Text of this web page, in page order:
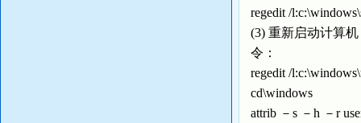
regedit /
(3) 重新启动计算
令：
regedit /
cd\windows
attrib －s －h －r